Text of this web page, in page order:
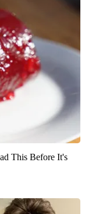
This Before It's